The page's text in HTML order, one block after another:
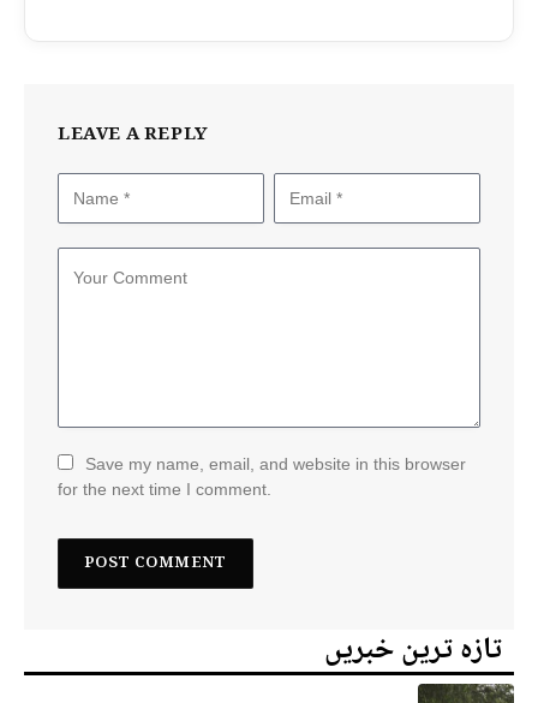
LEAVE A REPLY
Save my name, email, and website in this browser
for the next time I comment.
تازہ ترین خبریں